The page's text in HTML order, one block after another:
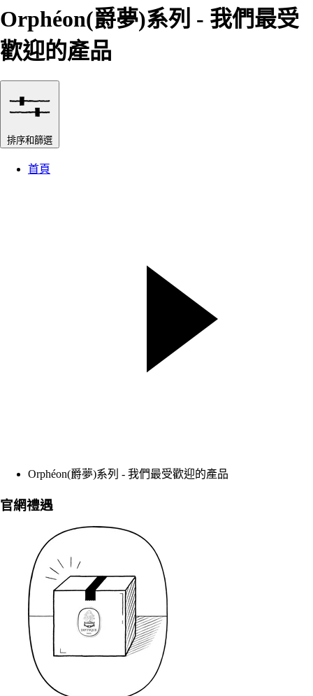
Orphéon(爵夢)系列 - 我們最受
歡迎的產品
排序和篩選
首頁
Orphéon(爵夢)系列 - 我們最受歡迎的產品
官網禮遇